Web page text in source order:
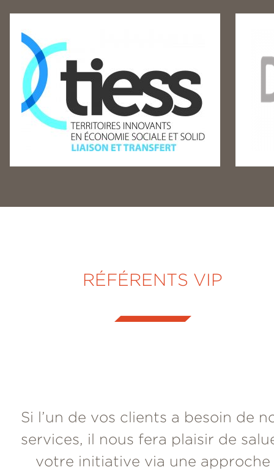
RÉFÉRENTS VIP
Si l’un de vos clients a besoin de
services, il nous fera plaisir de
votre initiative via une approche